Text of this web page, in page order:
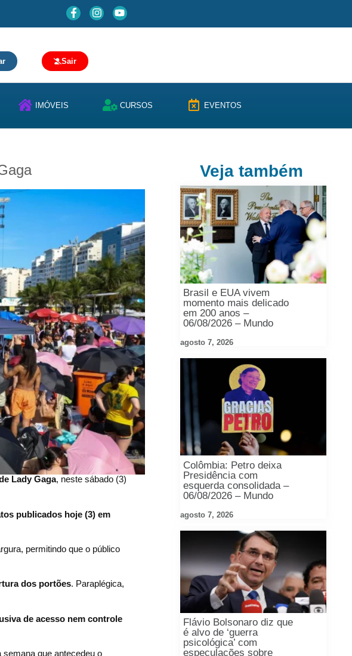
Sair
IMÓVEIS CURSOS EVENTOS
Lady Gaga, neste sábado (3)
publicados hoje (3) em
permitindo que o público
dos portões. Paraplégica,
de acesso nem controle
que antecedeu o
Veja também
Brasil e EUA vivem
momento mais delicado
em 200 anos –
06/08/2026 – Mundo
agosto 7, 2026
Colômbia: Petro deixa
Presidência com
esquerda consolidada –
06/08/2026 – Mundo
agosto 7, 2026
Flávio Bolsonaro diz que
é alvo de ‘guerra
psicológica’ com
especulações sobre